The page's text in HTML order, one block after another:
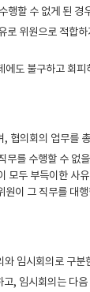
행할 수 없게 된 경
로 위원으로 적합
도 불구하고 회피
협의회의 업무를
를 수행할 수 없
모두 부득이한 사
원이 그 직무를 대행
임시회의로 구분
, 임시회의는 다음